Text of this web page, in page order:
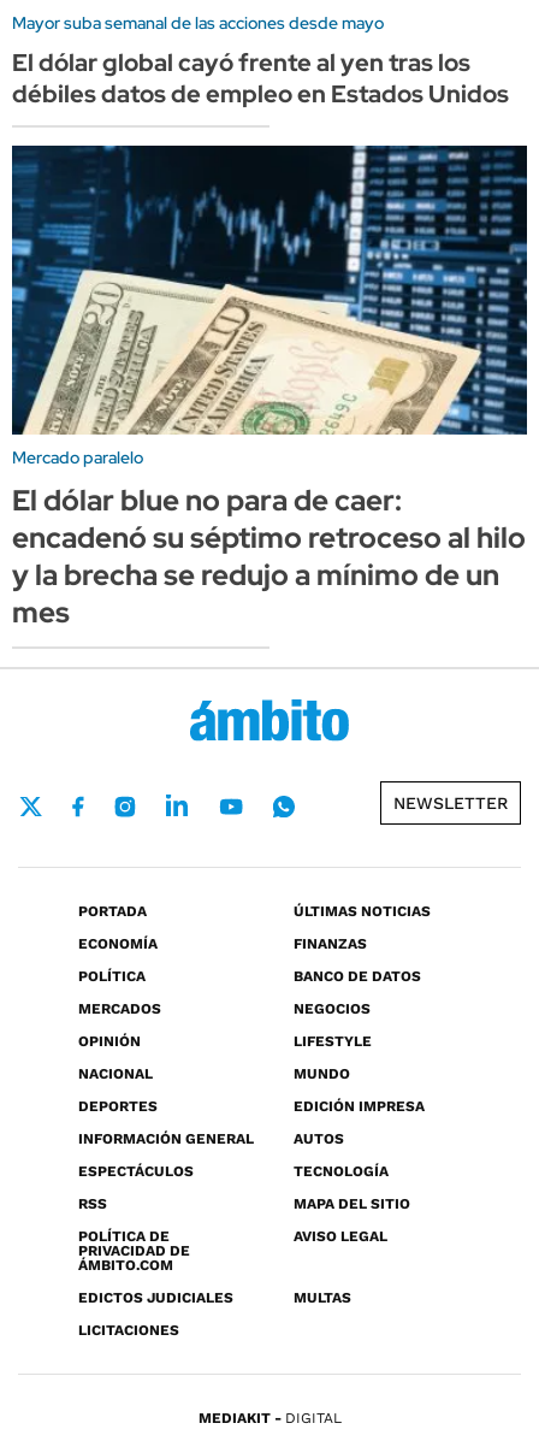
Mayor suba semanal de las acciones desde mayo
El dólar global cayó frente al yen tras los
débiles datos de empleo en Estados Unidos
Mercado paralelo
El dólar blue no para de caer:
encadenó su séptimo retroceso al hilo
y la brecha se redujo a mínimo de un
mes
NEWSLETTER
PORTADA
ÚLTIMAS NOTICIAS
ECONOMÍA
FINANZAS
POLÍTICA
BANCO DE DATOS
MERCADOS
NEGOCIOS
OPINIÓN
LIFESTYLE
NACIONAL
MUNDO
DEPORTES
EDICIÓN IMPRESA
INFORMACIÓN GENERAL
AUTOS
ESPECTÁCULOS
TECNOLOGÍA
RSS
MAPA DEL SITIO
POLÍTICA DE
PRIVACIDAD DE
ÁMBITO.COM
AVISO LEGAL
EDICTOS JUDICIALES
MULTAS
LICITACIONES
MEDIAKIT DIGITAL